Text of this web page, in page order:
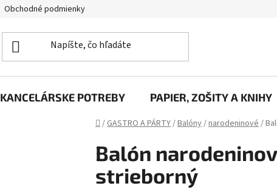
Obchodné podmienky
KANCELÁRSKE POTREBY PAPIER, ZOŠITY A KNIHY
Domov
/GASTRO A PÁRTY/Balóny/narodeninové/
Balón
strieborný